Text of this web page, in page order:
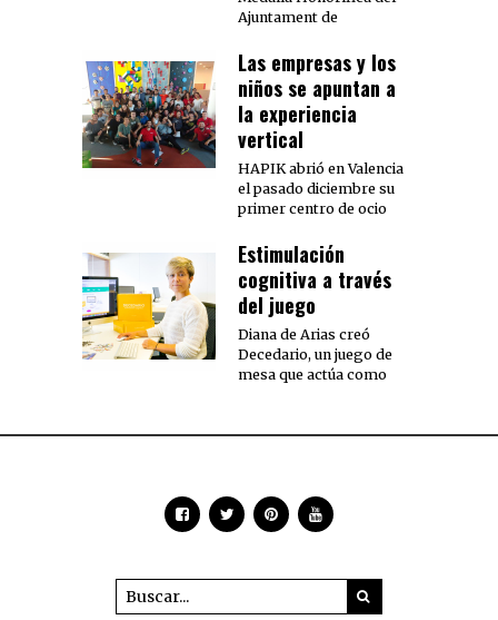
Ajuntament de
Las empresas y los
niños se apuntan a
la experiencia
vertical
HAPIK abrió en Valencia
el pasado diciembre su
primer centro de ocio
Estimulación
cognitiva a través
del juego
Diana de Arias creó
Decedario, un juego de
mesa que actúa como